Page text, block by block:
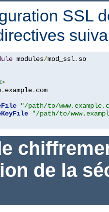
SSL
modules/mod_ssl. so
>
. example. com
"/path/to/
"/path/to/
de la